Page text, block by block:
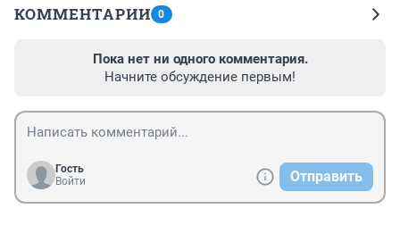
КОММЕНТАРИИ 0
Пока нет ни одного комментария.
Начните обсуждение первым!
Гость
Войти
Отправить